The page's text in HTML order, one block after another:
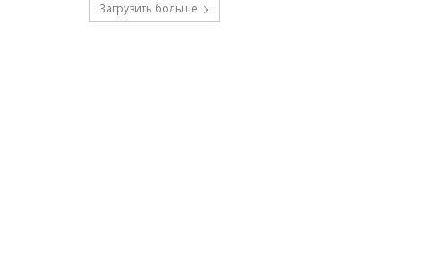
Загрузить больше